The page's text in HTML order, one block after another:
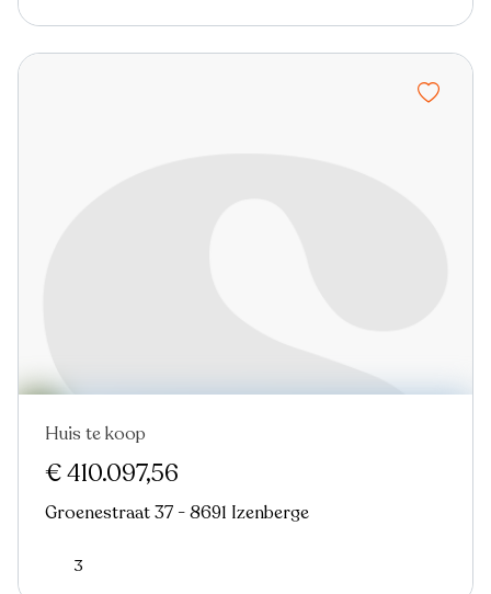
Huis te koop
€ 410.097,56
Groenestraat 37 - 8691 Izenberge
3